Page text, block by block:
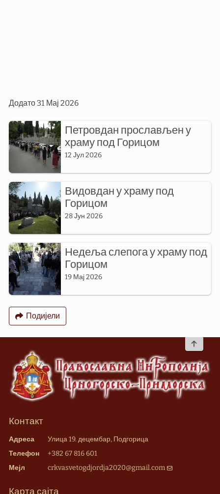
Додато 31 Мај 2026
Петровдан прослављен у
храму под Горицом
12 Јул 2026
Видовдан у храму под
Горицом
28 Јун 2026
Недеља слепога у храму под
Горицом
19 Мај 2026
Подијели
Контакт
Адреса
Улица 19. децембар, Подгорица
Телефон
+382 67 816 601
Мејл
crkvasvetogdjordja2020@gmail.com
Карта сајта
To top